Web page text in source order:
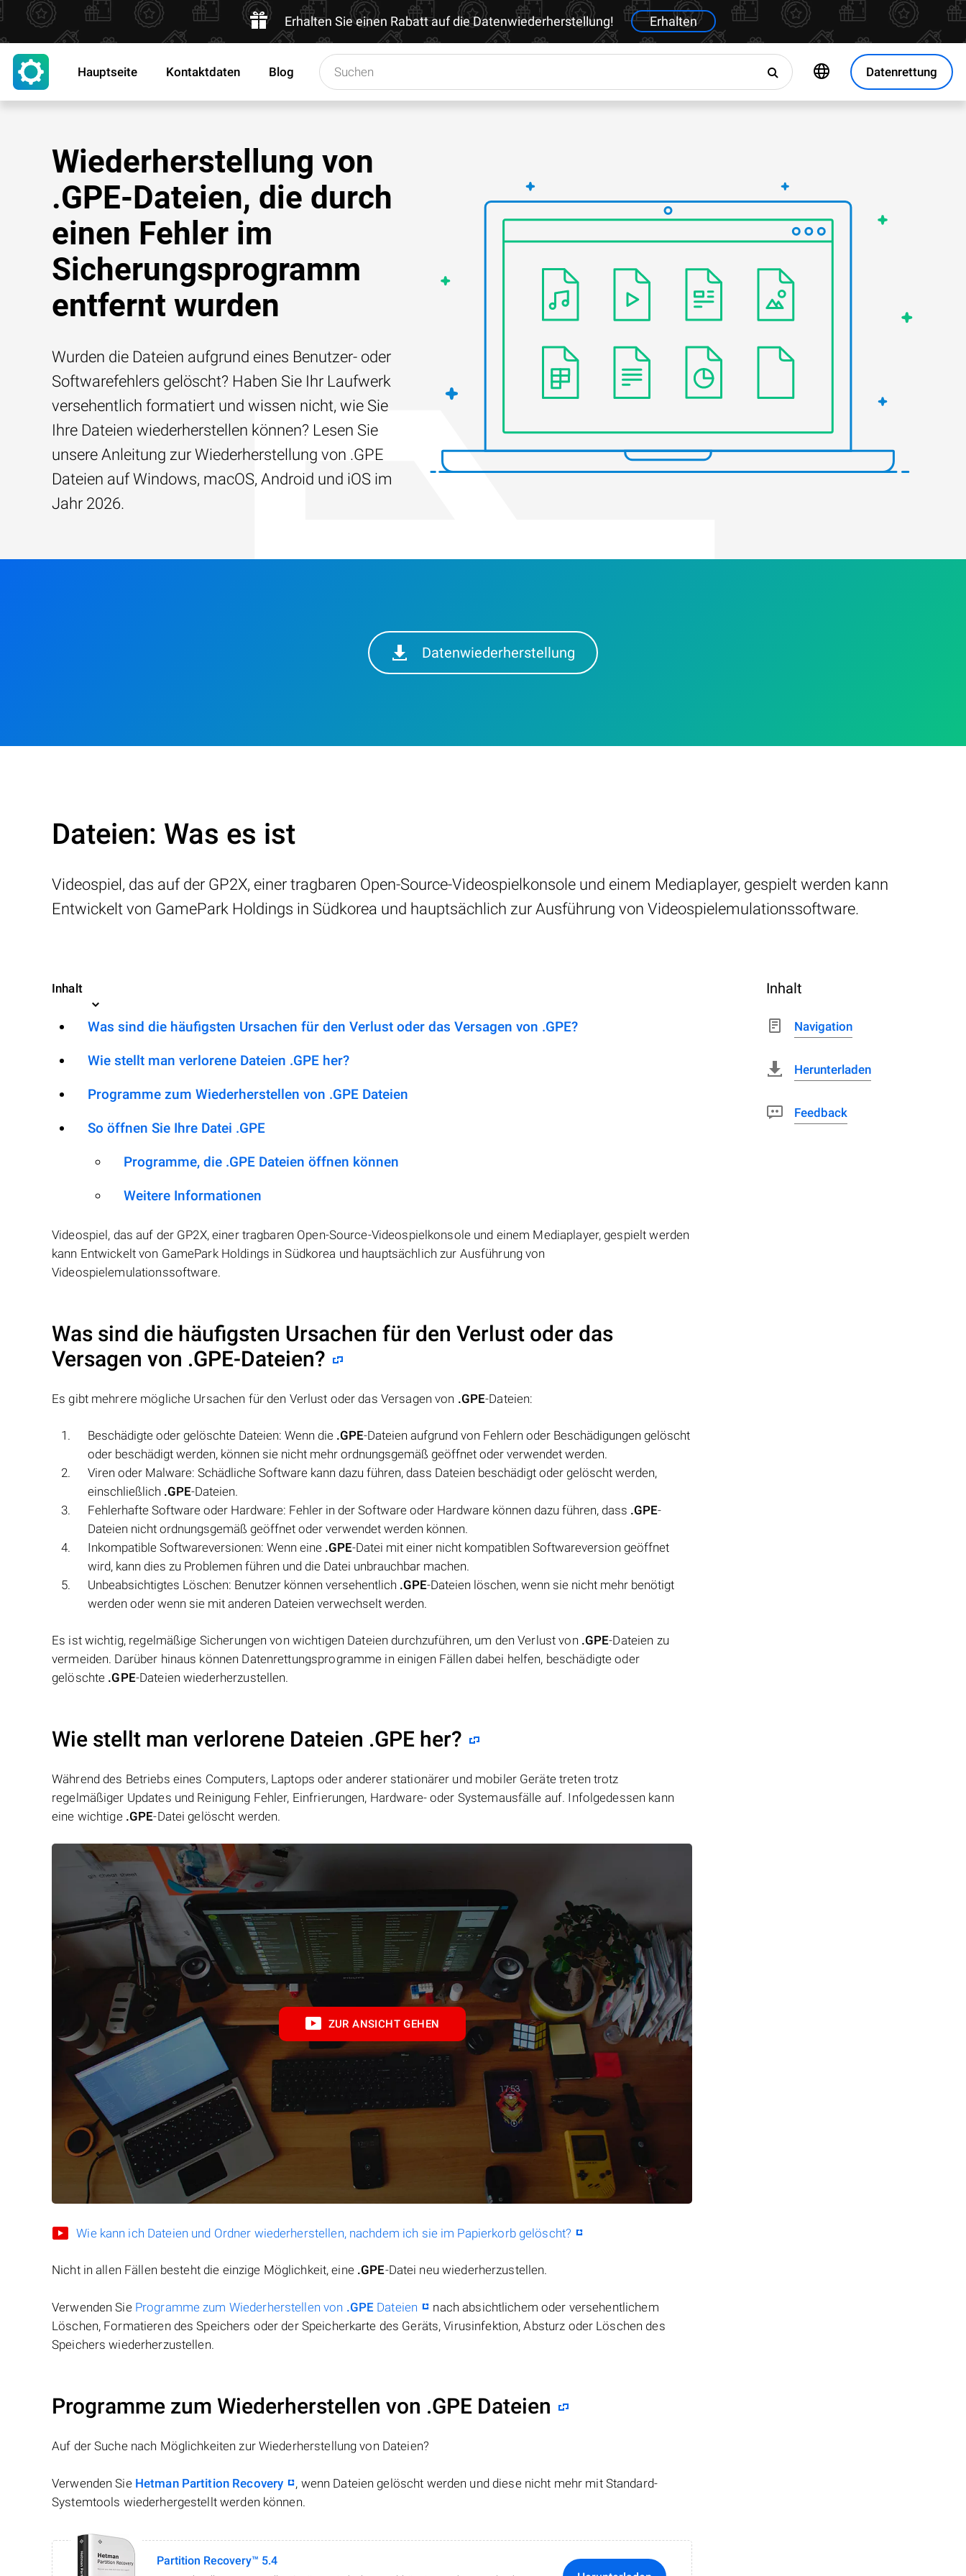
Erhalten Sie einen Rabatt auf die Datenwiederherstellung! Erhalten
Datenrettung
Hauptseite Kontaktdaten Blog
Wiederherstellung von
.GPE-Dateien, die durch
einen Fehler im
Sicherungsprogramm
entfernt wurden
Wurden die Dateien aufgrund eines Benutzer- oder
Softwarefehlers gelöscht? Haben Sie Ihr Laufwerk
versehentlich formatiert und wissen nicht, wie Sie
Ihre Dateien wiederherstellen können? Lesen Sie
unsere Anleitung zur Wiederherstellung von .GPE
Dateien auf Windows, macOS, Android und iOS im
Jahr 2026.
Datenwiederherstellung
Dateien: Was es ist
Videospiel, das auf der GP2X, einer tragbaren Open-Source-Videospielkonsole und einem Mediaplayer, gespielt werden kann
Entwickelt von GamePark Holdings in Südkorea und hauptsächlich zur Ausführung von Videospielemulationssoftware.
Inhalt
Was sind die häufigsten Ursachen für den Verlust oder das Versagen von .GPE?
Wie stellt man verlorene Dateien .GPE her?
Programme zum Wiederherstellen von .GPE Dateien
So öffnen Sie Ihre Datei .GPE
Programme, die .GPE Dateien öffnen können
Weitere Informationen
Videospiel, das auf der GP2X, einer tragbaren Open-Source-Videospielkonsole und einem Mediaplayer, gespielt werden
kann Entwickelt von GamePark Holdings in Südkorea und hauptsächlich zur Ausführung von
Videospielemulationssoftware.
Was sind die häufigsten Ursachen für den Verlust oder das
Versagen von .GPE-Dateien?
Es gibt mehrere mögliche Ursachen für den Verlust oder das Versagen von .GPE-Dateien:
Beschädigte oder gelöschte Dateien: Wenn die .GPE-Dateien aufgrund von Fehlern oder Beschädigungen gelöscht
oder beschädigt werden, können sie nicht mehr ordnungsgemäß geöffnet oder verwendet werden.
Viren oder Malware: Schädliche Software kann dazu führen, dass Dateien beschädigt oder gelöscht werden,
einschließlich .GPE-Dateien.
Fehlerhafte Software oder Hardware: Fehler in der Software oder Hardware können dazu führen, dass .GPE-
Dateien nicht ordnungsgemäß geöffnet oder verwendet werden können.
Inkompatible Softwareversionen: Wenn eine .GPE-Datei mit einer nicht kompatiblen Softwareversion geöffnet
wird, kann dies zu Problemen führen und die Datei unbrauchbar machen.
Unbeabsichtigtes Löschen: Benutzer können versehentlich .GPE-Dateien löschen, wenn sie nicht mehr benötigt
werden oder wenn sie mit anderen Dateien verwechselt werden.
Es ist wichtig, regelmäßige Sicherungen von wichtigen Dateien durchzuführen, um den Verlust von .GPE-Dateien zu
vermeiden. Darüber hinaus können Datenrettungsprogramme in einigen Fällen dabei helfen, beschädigte oder
gelöschte .GPE-Dateien wiederherzustellen.
Wie stellt man verlorene Dateien .GPE her?
Während des Betriebs eines Computers, Laptops oder anderer stationärer und mobiler Geräte treten trotz
regelmäßiger Updates und Reinigung Fehler, Einfrierungen, Hardware- oder Systemausfälle auf. Infolgedessen kann
eine wichtige .GPE-Datei gelöscht werden.
ZUR ANSICHT GEHEN
Wie kann ich Dateien und Ordner wiederherstellen, nachdem ich sie im Papierkorb gelöscht?
Nicht in allen Fällen besteht die einzige Möglichkeit, eine .GPE-Datei neu wiederherzustellen.
Verwenden Sie Programme zum Wiederherstellen von .GPE Dateien
nach absichtlichem oder versehentlichem
Löschen, Formatieren des Speichers oder der Speicherkarte des Geräts, Virusinfektion, Absturz oder Löschen des
Speichers wiederherzustellen.
Programme zum Wiederherstellen von .GPE Dateien
Auf der Suche nach Möglichkeiten zur Wiederherstellung von Dateien?
Verwenden Sie Hetman Partition Recovery
, wenn Dateien gelöscht werden und diese nicht mehr mit Standard-
Systemtools wiederhergestellt werden können.
Partition Recovery™ 5.4
Inhalt
Navigation
Herunterladen
Feedback